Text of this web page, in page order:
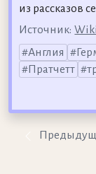
из рассказов
Источник:
Англия
Пратчетт